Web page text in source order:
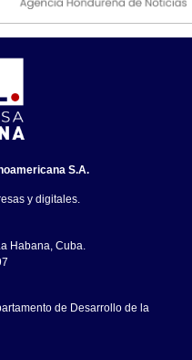
S.A.
y digitales.
Habana, Cuba.
de Desarrollo de la